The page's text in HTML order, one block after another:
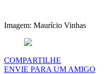
Imagem: Maurício Vinhas
COMPARTILHE
ENVIE PARA UM AMIGO